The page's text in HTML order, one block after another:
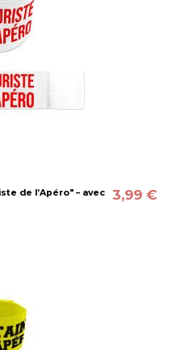
de l’Apéro" – avec
3,99 €